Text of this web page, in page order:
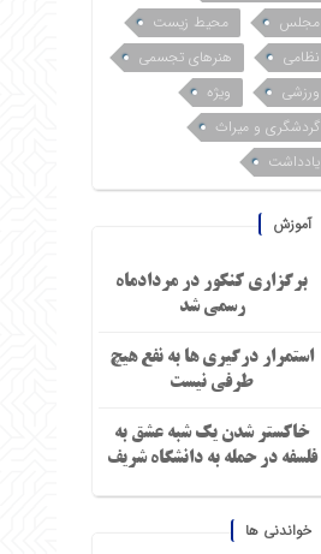
مجلس
محیط زیست
نظامی
هنرهای تجسمی
ورزشی
ویژه
گردشگری و میراث
یادداشت
آموزش
برگزاری کنکور در مردادماه
رسمی شد
استمرار درگیری ها به نفع هیچ
طرفی نیست
خاکستر شدن یک شبه عشق به
فلسفه در حمله به دانشگاه شریف
خواندنی ها